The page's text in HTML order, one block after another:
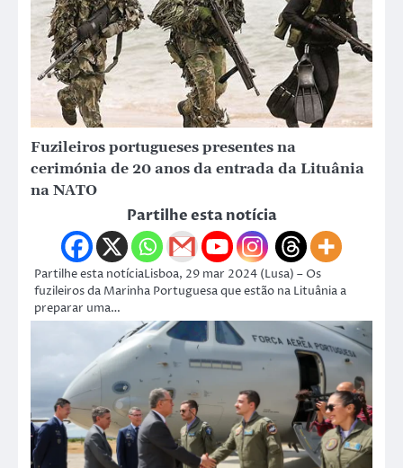
Fuzileiros portugueses presentes na
cerimónia de 20 anos da entrada da Lituânia
na NATO
Partilhe esta notícia
Partilhe esta notíciaLisboa, 29 mar 2024 (Lusa) – Os
fuzileiros da Marinha Portuguesa que estão na Lituânia a
preparar uma…